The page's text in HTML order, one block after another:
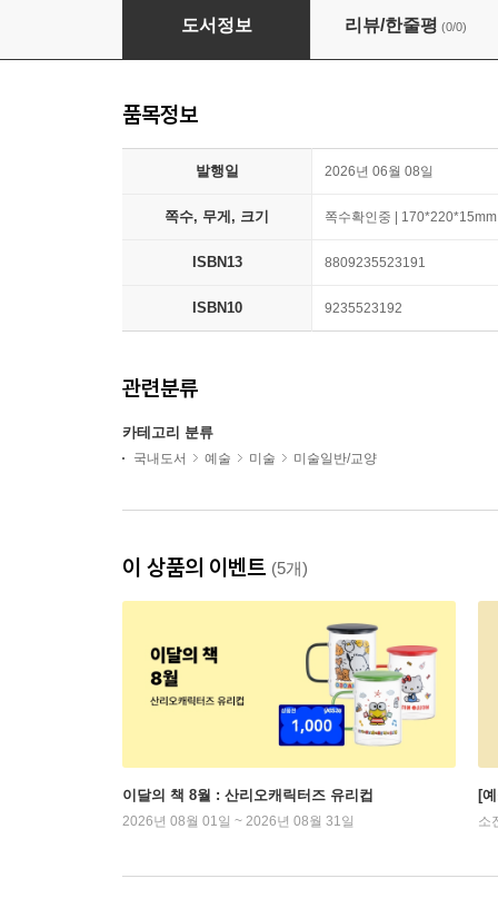
미술, 게임과 만나다 (감상하기 : 한국화)
도서정보 리뷰/한줄평 (0/0)
품목정보
발행일 2026년 06월 08일
쪽수, 무게, 크기 쪽수확인중 | 170*220*15mm
ISBN13 8809235523191
ISBN10 9235523192
관련분류
카테고리 분류
국내도서 예술 미술 미술일반/교양
이 상품의 이벤트 (5개)
이달의 책 8월 : 산리오캐릭터즈 유리컵
2026년 08월 01일 ~ 2026년 08월 31일
[
소